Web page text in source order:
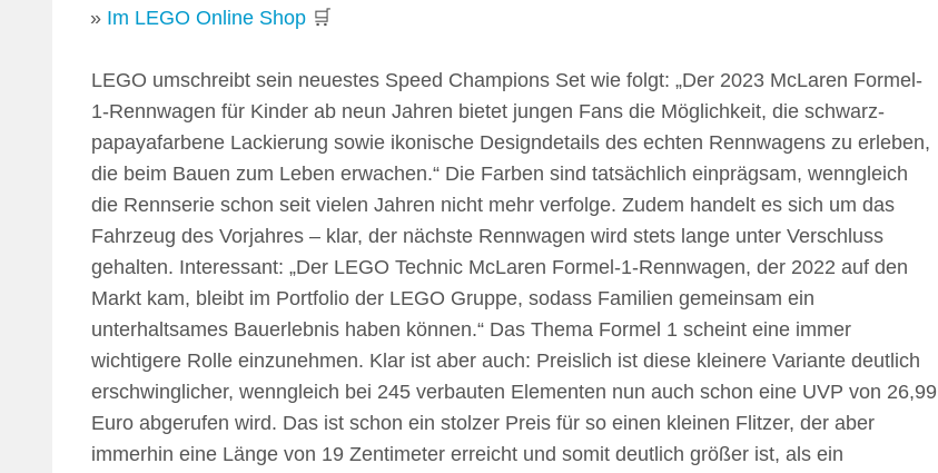
Im LEGO Online Shop 🛒
LEGO umschreibt sein neuestes Speed Champions Set wie folgt: „Der 2023 McLaren Formel-
1-Rennwagen für Kinder ab neun Jahren bietet jungen Fans die Möglichkeit, die schwarz-
papayafarbene Lackierung sowie ikonische Designdetails des echten Rennwagens zu erleben,
die beim Bauen zum Leben erwachen.“ Die Farben sind tatsächlich einprägsam, wenngleich
die Rennserie schon seit vielen Jahren nicht mehr verfolge. Zudem handelt es sich um das
Fahrzeug des Vorjahres – klar, der nächste Rennwagen wird stets lange unter Verschluss
gehalten. Interessant: „Der LEGO Technic McLaren Formel-1-Rennwagen, der 2022 auf den
Markt kam, bleibt im Portfolio der LEGO Gruppe, sodass Familien gemeinsam ein
unterhaltsames Bauerlebnis haben können.“ Das Thema Formel 1 scheint eine immer
wichtigere Rolle einzunehmen. Klar ist aber auch: Preislich ist diese kleinere Variante deutlich
erschwinglicher, wenngleich bei 245 verbauten Elementen nun auch schon eine UVP von 26,99
Euro abgerufen wird. Das ist schon ein stolzer Preis für so einen kleinen Flitzer, der aber
immerhin eine Länge von 19 Zentimeter erreicht und somit deutlich größer ist, als ein